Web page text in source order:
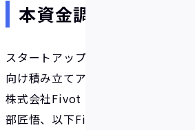
本資金調達の概要
スタートアップ向け融資事業「Flex
向け積み立てアプリ「IDARE（イデ
株式会社Fivot（本社：東京都港区、
部匠悟、以下Fivot）はシリーズAラ